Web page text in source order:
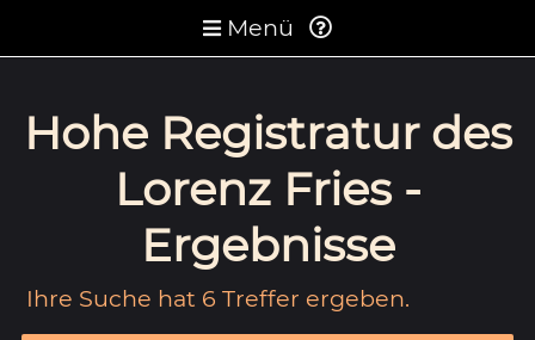
Menü
Hohe Registratur des
Lorenz Fries -
Ergebnisse
Ihre Suche hat 6 Treffer ergeben.